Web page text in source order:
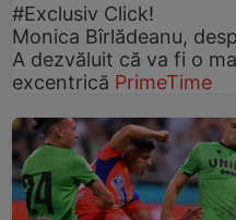
#Exclusiv Click!
Monica Bîrlădeanu,
A dezvăluit că va fi o
excentrică PrimeTime